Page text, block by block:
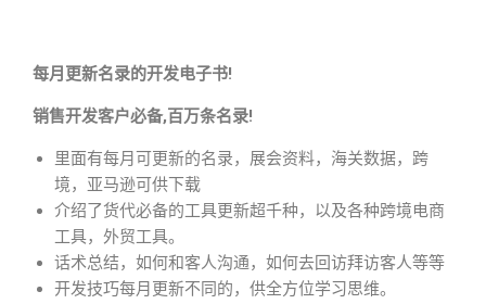
每月更新名录的开发电子书!
销售开发客户必备,百万条名录!
里面有每月可更新的名录，展会资料，海关数据，跨
境，亚马逊可供下载
介绍了货代必备的工具更新超千种，以及各种跨境电商
工具，外贸工具。
话术总结，如何和客人沟通，如何去回访拜访客人等等
开发技巧每月更新不同的，供全方位学习思维。